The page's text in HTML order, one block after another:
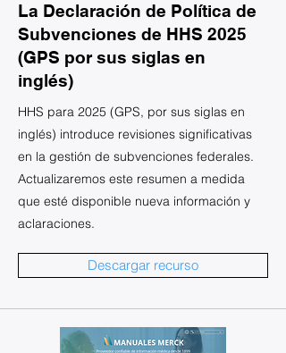
La Declaración de Política de
Subvenciones de HHS 2025
(GPS por sus siglas en
inglés)
HHS para 2025 (GPS, por sus siglas en
inglés) introduce revisiones significativas
en la gestión de subvenciones federales.
Actualizaremos este resumen a medida
que esté disponible nueva información y
aclaraciones.
Descargar recurso